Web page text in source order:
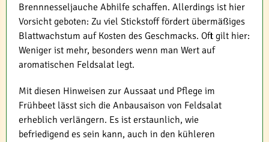
Brennnesseljauche Abhilfe schaffen. Allerdings ist hier
Vorsicht geboten: Zu viel Stickstoff fördert übermäßiges
Blattwachstum auf Kosten des Geschmacks. Oft gilt hier:
Weniger ist mehr, besonders wenn man Wert auf
aromatischen Feldsalat legt.
Mit diesen Hinweisen zur Aussaat und Pflege im
Frühbeet lässt sich die Anbausaison von Feldsalat
erheblich verlängern. Es ist erstaunlich, wie
befriedigend es sein kann, auch in den kühleren